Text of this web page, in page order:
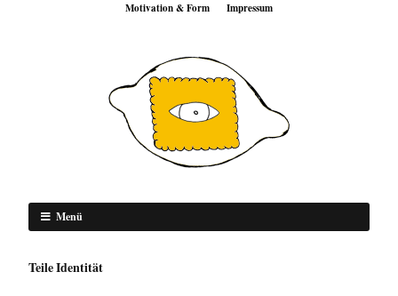
Motivation & Form Impressum
Menü
Teile Identität